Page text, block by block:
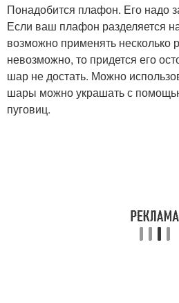
Понадобится плафон. Его надо
Если ваш плафон разделяется
возможно применять несколько
невозможно, то придется его
шар не достать. Можно
шары можно украшать с
пуговиц.